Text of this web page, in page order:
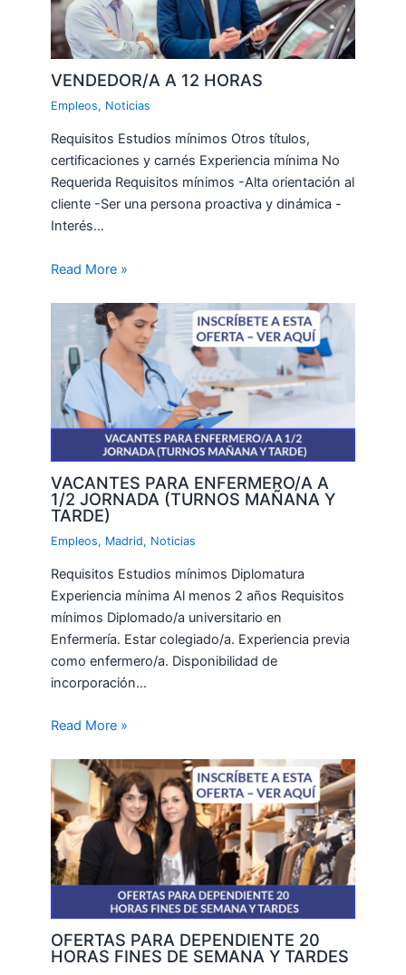
VENDEDOR/A A 12 HORAS
Empleos, Noticias
Requisitos Estudios mínimos Otros títulos,
certificaciones y carnés Experiencia mínima No
Requerida Requisitos mínimos -Alta orientación al
cliente -Ser una persona proactiva y dinámica -
Interés…
Read More »
VACANTES PARA ENFERMERO/A A
1/2 JORNADA (TURNOS MAÑANA Y
TARDE)
Empleos, Madrid, Noticias
Requisitos Estudios mínimos Diplomatura
Experiencia mínima Al menos 2 años Requisitos
mínimos Diplomado/a universitario en
Enfermería. Estar colegiado/a. Experiencia previa
como enfermero/a. Disponibilidad de
incorporación…
Read More »
OFERTAS PARA DEPENDIENTE 20
HORAS FINES DE SEMANA Y TARDES